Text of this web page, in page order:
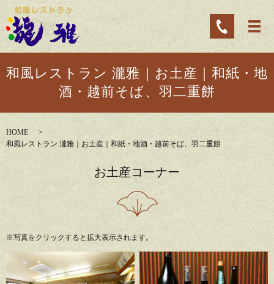
和風レストラン 瀧雅｜お土産｜和紙・地
酒・越前そば、羽二重餅
HOME
和風レストラン 瀧雅｜お土産｜和紙・地酒・越前そば、羽二重餅
お土産コーナー
※写真をクリックすると拡大表示されます。